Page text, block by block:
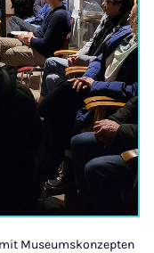
Museumskonzepten